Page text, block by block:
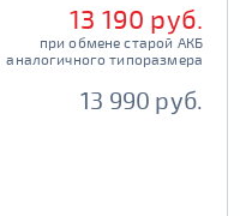
13 190 руб.
при обмене старой АКБ
аналогичного типоразмера
13 990 руб.